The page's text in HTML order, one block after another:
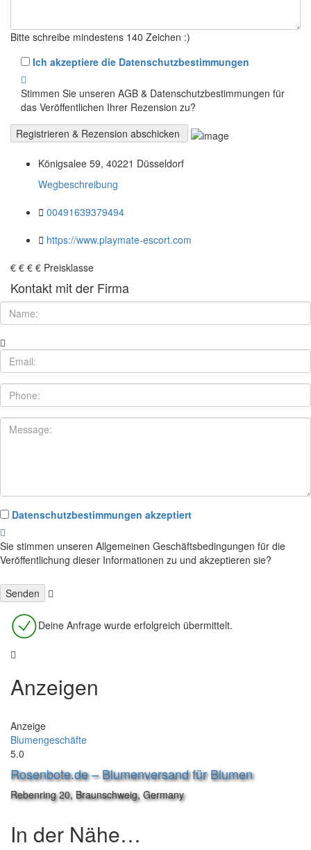
Bitte schreibe mindestens 140 Zeichen :)
Ich akzeptiere die Datenschutzbestimmungen
Stimmen Sie unseren AGB & Datenschutzbestimmungen für
das Veröffentlichen Ihrer Rezension zu?
Königsalee 59, 40221 Düsseldorf
Wegbeschreibung
00491639379494
https://www.playmate-escort.com
€ € € € Preisklasse
Kontakt mit der Firma
Datenschutzbestimmungen akzeptiert
Sie stimmen unseren Allgemeinen Geschäftsbedingungen für die
Veröffentlichung dieser Informationen zu und akzeptieren sie?
Deine Anfrage wurde erfolgreich übermittelt.
Anzeigen
Anzeige
Blumengeschäfte
5.0
Rosenbote.de – Blumenversand für Blumen
Rebenring 20, Braunschweig, Germany
In der Nähe…